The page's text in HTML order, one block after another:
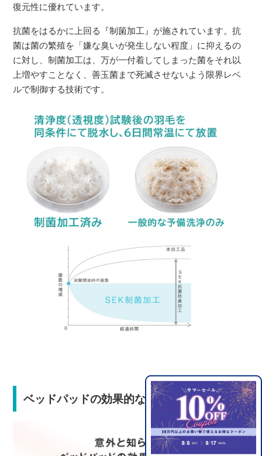
復元性に優れています。
抗菌をはるかに上回る『制箘加工』が施されています。抗
菌は菌の繁殖を「嫌な臭いが発生しない程度」に抑えるの
に対し、制菌加工は、万が一付着してしまった菌をそれ以
上増やすことなく、善玉菌まで死滅させないよう限界レベ
ルで制御する技術です。
ベッドパッドの効果的な使い方